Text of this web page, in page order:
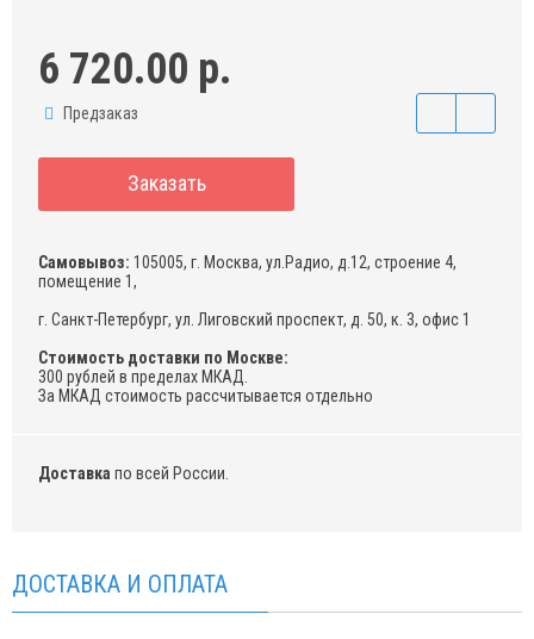
6 720.00 р.
Предзаказ
Заказать
Самовывоз: 105005, г. Москва, ул.Радио, д.12, строение 4,
помещение 1,
г. Санкт-Петербург, ул. Лиговский проспект, д. 50, к. 3, офис 1
Стоимость доставки по Москве:
300 рублей в пределах МКАД.
За МКАД стоимость рассчитывается отдельно
Доставка по всей России.
ДОСТАВКА И ОПЛАТА